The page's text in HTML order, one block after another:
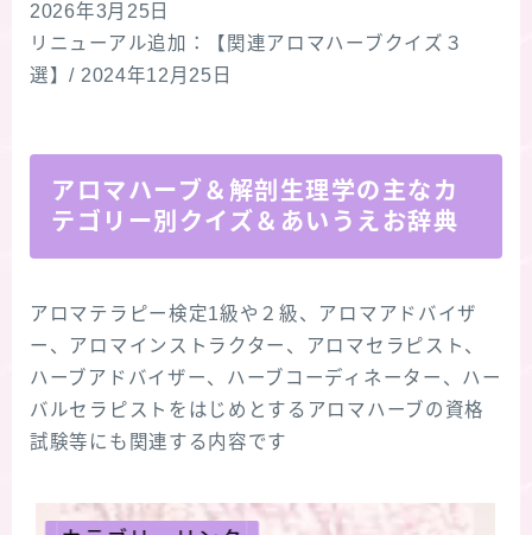
2026年3月25日
リニューアル追加：【関連アロマハーブクイズ３
選】/ 2024年12月25日
アロマハーブ＆解剖生理学の主なカ
テゴリー別クイズ＆あいうえお辞典
アロマテラピー検定1級や２級、アロマアドバイザ
ー、アロマインストラクター、アロマセラピスト、
ハーブアドバイザー、ハーブコーディネーター、ハー
バルセラピストをはじめとするアロマハーブの資格
試験等にも関連する内容です